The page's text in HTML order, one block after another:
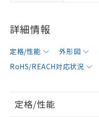
詳細情報
定格/性能 外形図
RoHS/REACH対応状況
定格/性能